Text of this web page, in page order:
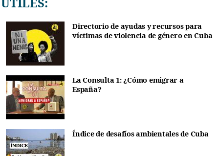
Directorio de ayudas y recursos para
víctimas de violencia de género en Cuba
La Consulta 1: ¿Cómo emigrar a
España?
Índice de desafíos ambientales de Cuba